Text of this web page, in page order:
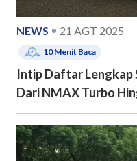
NEWS 21 AGT 2025
10Menit Baca
Intip Daftar Lengkap
Dari NMAX Turbo